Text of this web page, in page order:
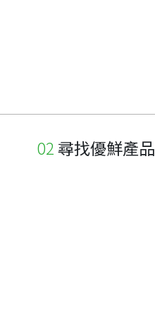
尋找優鮮產品